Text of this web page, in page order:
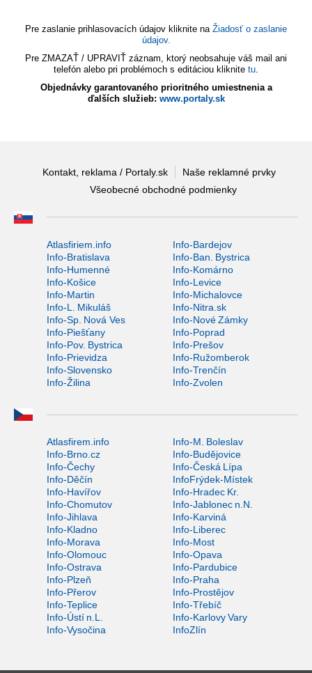
Pre zaslanie prihlasovacích údajov kliknite na Žiadosť o zaslanie
údajov.
Pre ZMAZAŤ / UPRAVIŤ záznam, ktorý neobsahuje váš mail ani
telefón alebo pri problémoch s editáciou kliknite tu.
Objednávky garantovaného prioritného umiestnenia a
ďalších služieb: www.portaly.sk
Kontakt, reklama / Portaly.sk
Naše reklamné prvky
Všeobecné obchodné podmienky
Atlasfiriem.info
Info-Bardejov
Info-Bratislava
Info-Ban. Bystrica
Info-Humenné
Info-Komárno
Info-Košice
Info-Levice
Info-Martin
Info-Michalovce
Info-L. Mikuláš
Info-Nitra.sk
Info-Sp. Nová Ves
Info-Nové Zámky
Info-Piešťany
Info-Poprad
Info-Pov. Bystrica
Info-Prešov
Info-Prievidza
Info-Ružomberok
Info-Slovensko
Info-Trenčín
Info-Žilina
Info-Zvolen
Atlasfirem.info
Info-M. Boleslav
Info-Brno.cz
Info-Budějovice
Info-Čechy
Info-Česká Lípa
Info-Děčín
InfoFrýdek-Místek
Info-Havířov
Info-Hradec Kr.
Info-Chomutov
Info-Jablonec n.N.
Info-Jihlava
Info-Karviná
Info-Kladno
Info-Liberec
Info-Morava
Info-Most
Info-Olomouc
Info-Opava
Info-Ostrava
Info-Pardubice
Info-Plzeň
Info-Praha
Info-Přerov
Info-Prostějov
Info-Teplice
Info-Třebíč
Info-Ústí n.L.
Info-Karlovy Vary
Info-Vysočina
InfoZlín